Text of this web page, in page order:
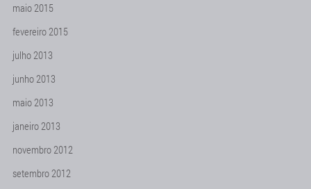
maio 2015
fevereiro 2015
julho 2013
junho 2013
maio 2013
janeiro 2013
novembro 2012
setembro 2012